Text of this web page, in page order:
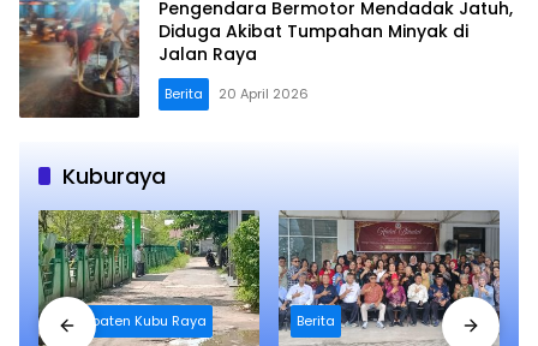
Pengendara Bermotor Mendadak Jatuh,
Diduga Akibat Tumpahan Minyak di
Jalan Raya
Berita 20 April 2026
Kuburaya
Kabupaten Kubu Raya Berita